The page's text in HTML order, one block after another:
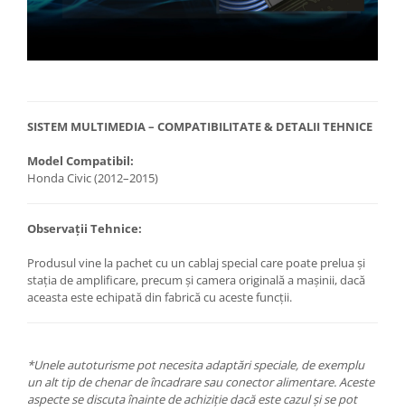
SISTEM MULTIMEDIA – COMPATIBILITATE & DETALII TEHNICE
Model Compatibil:
Honda Civic (2012–2015)
Observații Tehnice:
Produsul vine la pachet cu un cablaj special care poate prelua și
stația de amplificare, precum și camera originală a mașinii, dacă
aceasta este echipată din fabrică cu aceste funcții.
*Unele autoturisme pot necesita adaptări speciale, de exemplu
un alt tip de chenar de încadrare sau conector alimentare. Aceste
aspecte se discuta înainte de achiziție dacă este cazul și se pot